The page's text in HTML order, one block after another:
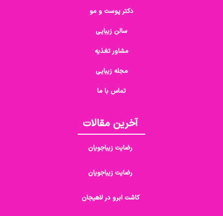
دکتر پوست و مو
سالن زیبایی
مشاور تغذیه
مجله زیبایی
تماس با ما
آخرین مقالات
رضایت زیباجویان
رضایت زیباجویان
کاشت ابرو در لاهیجان